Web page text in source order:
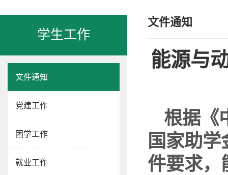
学生工作
文件通知
党建工作
团学工作
就业工作
文件通知
能源与
根据《
国家助
件要求，